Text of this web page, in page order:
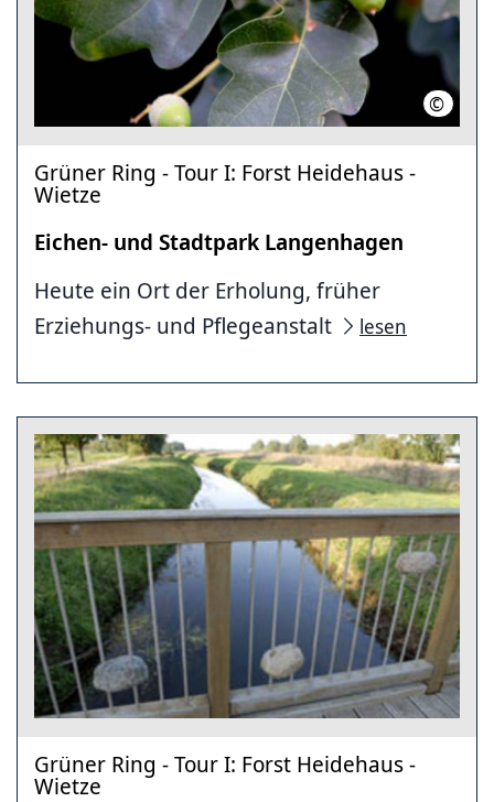
©
Grüner Ring - Tour I: Forst Heidehaus -
Wietze
Eichen- und Stadtpark Langenhagen
Heute ein Ort der Erholung, früher
Erziehungs- und Pflegeanstalt
lesen
Grüner Ring - Tour I: Forst Heidehaus -
Wietze